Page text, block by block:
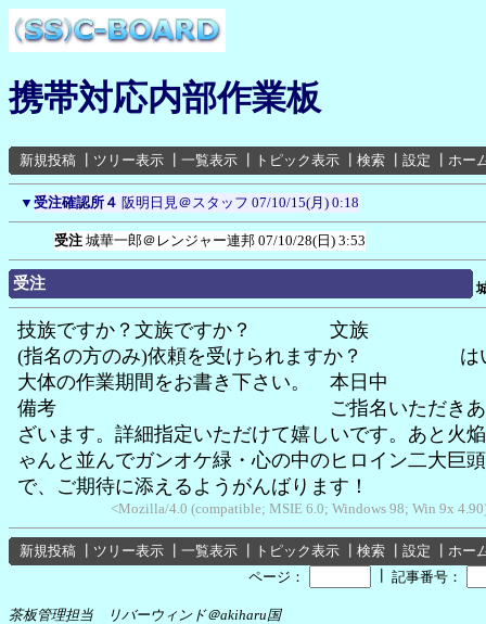
携帯対応内部作業板
新規投稿 ツリー表示 一覧表示 トピック表示 検索 設定 ホー
▼ 受注確認所４ 阪明日見＠スタッフ 07/10/15(月) 0:18
受注 城華一郎＠レンジャー連邦 07/10/28(日) 3:53
受注
技族ですか？文族ですか？ 文族
(指名の方のみ)依頼を受けられますか？ は
大体の作業期間をお書き下さい。 本日中
備考 ご指名いただきありが
ざいます。詳細指定いただけて嬉しいです。あと火
ゃんと並んでガンオケ緑・心の中のヒロイン二大巨
で、ご期待に添えるようがんばります！
<Mozilla/4.0 (compatible; MSIE 6.0; Windows 98; Win 9x
新規投稿 ツリー表示 一覧表示 トピック表示 検索 設定
ホー
ページ：
記事番号：
茶板管理担当 リバーウィンド＠akiharu国